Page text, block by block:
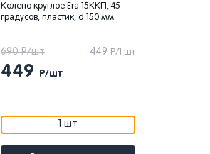
Колено круглое Era 15ККП, 45
градусов, пластик, d 150 мм
449 Р/1 шт
690 Р/шт
449 Р/шт
1 шт